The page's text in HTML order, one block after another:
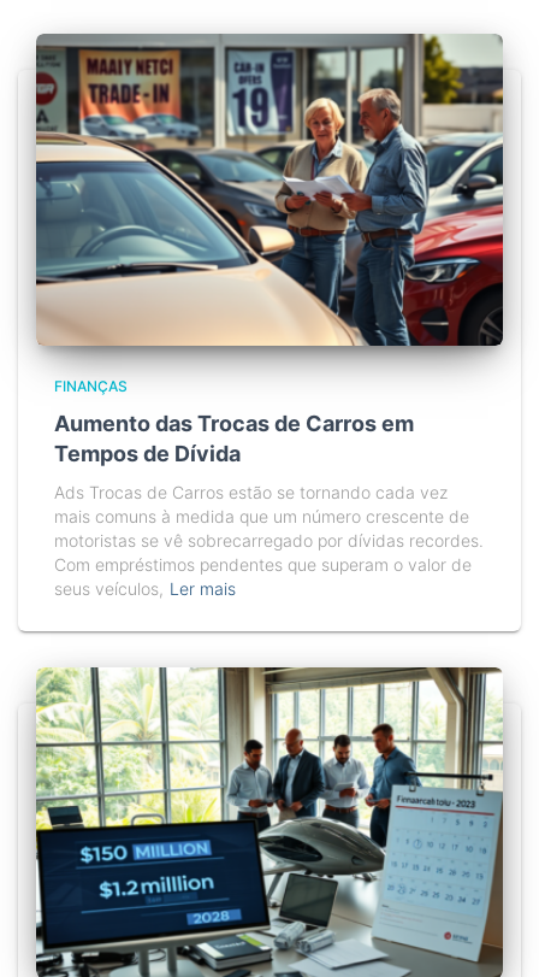
FINANÇAS
Aumento das Trocas de Carros em
Tempos de Dívida
Ads Trocas de Carros estão se tornando cada vez
mais comuns à medida que um número crescente de
motoristas se vê sobrecarregado por dívidas recordes.
Com empréstimos pendentes que superam o valor de
seus veículos, Ler mais